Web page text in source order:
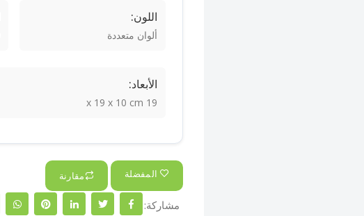
اللون:
ألوان متعددة
الأبعاد:
19 x 19 x 10 cm
المفضلة مقارنة
مشاركة: